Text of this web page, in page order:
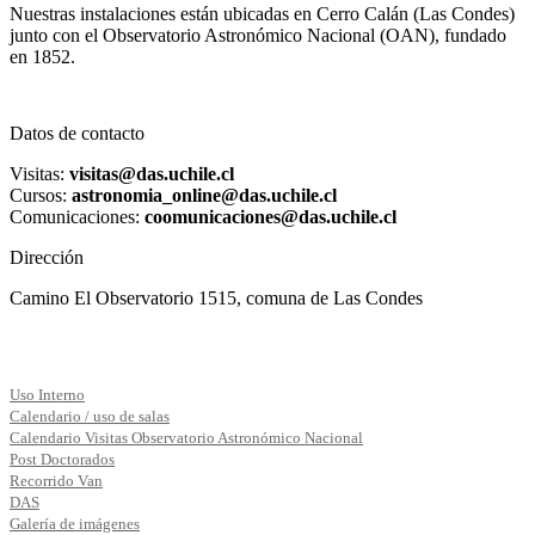
Nuestras instalaciones están ubicadas en Cerro Calán (Las Condes)
junto con el Observatorio Astronómico Nacional (OAN), fundado
en 1852.
Datos de contacto
Visitas: visitas@das.uchile.cl
Cursos: astronomia_online@das.uchile.cl
Comunicaciones: coomunicaciones@das.uchile.cl
Dirección
Camino El Observatorio 1515, comuna de Las Condes
Uso Interno
Calendario / uso de salas
Calendario Visitas Observatorio Astronómico Nacional
Post Doctorados
Recorrido Van
DAS
Galería de imágenes